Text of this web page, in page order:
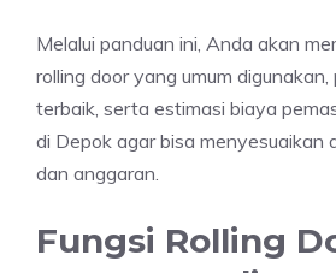
Melalui panduan ini, Anda akan
rolling door yang umum digunakan,
terbaik, serta estimasi biaya
di Depok agar bisa menyesuaikan
dan anggaran.
Fungsi Rolling